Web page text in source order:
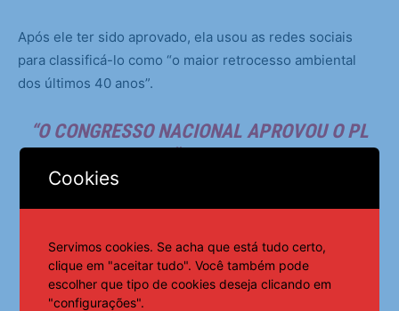
Após ele ter sido aprovado, ela usou as redes sociais
para classificá-lo como “o maior retrocesso ambiental
dos últimos 40 anos”.
“O CONGRESSO NACIONAL APROVOU O PL
ENFRAQUECE AS LEIS AMBIENTAIS E
FACILITA O DESMATAMENTO, COLOCANDO
EM RISCO POVOS INDÍGENAS,
QUILOMBOLAS, RIBEIRINHOS E
COMUNIDADES TRADICIONAIS”, POSTOU A
Cookies
Servimos cookies. Se acha que está tudo certo,
clique em "aceitar tudo". Você também pode
escolher que tipo de cookies deseja clicando em
"configurações".